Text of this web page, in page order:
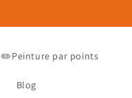
✏️Peinture par points
Blog